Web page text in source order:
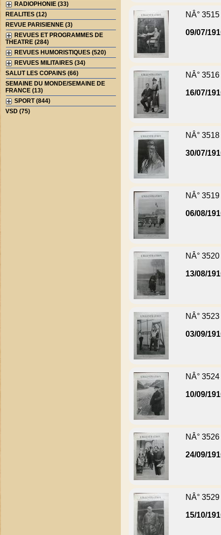
RADIOPHONIE (33)
REALITES (12)
REVUE PARISIENNE (3)
REVUES ET PROGRAMMES DE
THEATRE (284)
REVUES HUMORISTIQUES (520)
REVUES MILITAIRES (34)
SALUT LES COPAINS (66)
SEMAINE DU MONDE/SEMAINE DE
FRANCE (13)
SPORT (844)
VSD (75)
NÂ° 3515
09/07/
NÂ° 3516
16/07/
NÂ° 3518
30/07/
NÂ° 3519
06/08/
NÂ° 3520
13/08/
NÂ° 3523
03/09/
NÂ° 3524
10/09/
NÂ° 3526
24/09/
NÂ° 3529
15/10/